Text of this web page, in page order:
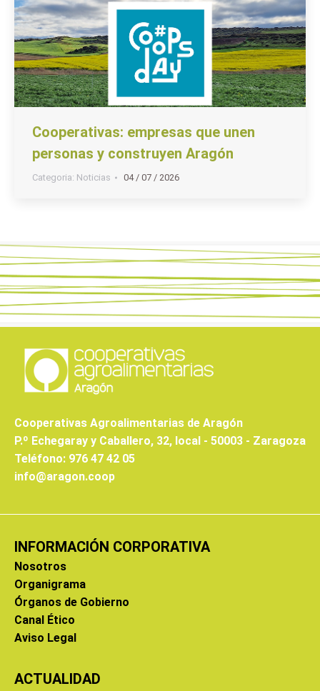
Cooperativas: empresas que unen
personas y construyen Aragón
Categoria: Noticias 04 / 07 / 2026
Cooperativas Agroalimentarias de Aragón
P.º Echegaray y Caballero, 32, local - 50003 - Zaragoza
Teléfono: 976 47 42 05
info@aragon.coop
INFORMACIÓN CORPORATIVA
Nosotros
Organigrama
Órganos de Gobierno
Canal Ético
Aviso Legal
ACTUALIDAD